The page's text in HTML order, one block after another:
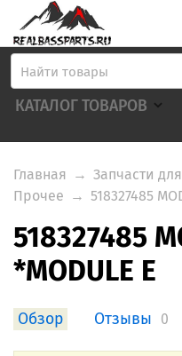
КАТАЛОГ ТОВАРОВ
Главная → Запчасти
Прочее → 518327485
518327485
*MODULE E
Обзор Отзывы 0